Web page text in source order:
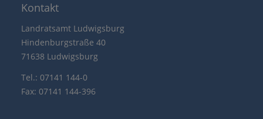
Kontakt
Landratsamt Ludwigsburg
Hindenburgstraße 40
71638 Ludwigsburg
Tel.: 07141 144-0
Fax: 07141 144-396